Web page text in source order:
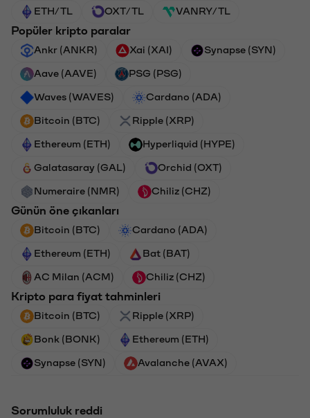
ETH/TL OXT/TL VANRY/TL
Popüler kripto paralar
Ankr (ANKR) Xai (XAI) Synapse (SYN)
Aave (AAVE) PSG (PSG)
Waves (WAVES) Cardano (ADA)
Bitcoin (BTC) Ripple (XRP)
Ethereum (ETH) Hyperliquid (HYPE)
Galatasaray (GAL) Orchid (OXT)
Numeraire (NMR) Chiliz (CHZ)
Günün öne çıkanları
Bitcoin (BTC) Cardano (ADA)
Ethereum (ETH) Bat (BAT)
AC Milan (ACM) Chiliz (CHZ)
Kripto para fiyat tahminleri
Bitcoin (BTC) Ripple (XRP)
Bonk (BONK) Ethereum (ETH)
Synapse (SYN) Avalanche (AVAX)
Sorumluluk reddi